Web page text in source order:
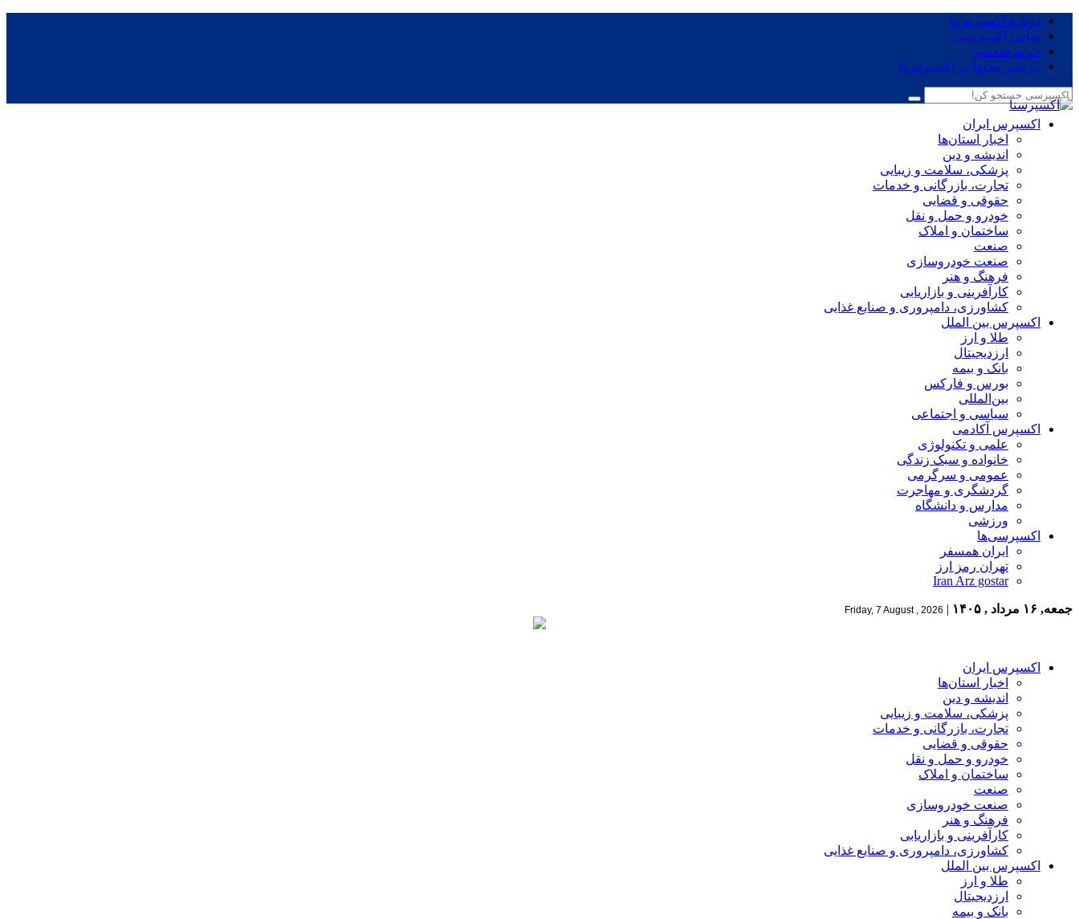
درباره اکسپرس‌نا
تماس اکسپرسی
حریم شخصی
بازنشر محتوا در اکسپرس‌نا
اکسپرس ایران
اخبار استان‌ها
اندیشه و دین
پزشکی، سلامت و زیبایی
تجارت، بازرگانی و خدمات
حقوقی و قضایی
خودرو و حمل و نقل
ساختمان و املاک
صنعت
صنعت خودروسازی
فرهنگ و هنر
کارآفرینی و بازاریابی
کشاورزی، دامپروری و صنایع غذایی
اکسپرس بین الملل
طلا و ارز
ارزدیجیتال
بانک و بیمه
بورس و فارکس
بین‌المللی
سیاسی و اجتماعی
اکسپرس آکادمی
علمی و تکنولوژی
خانواده و سبک زندگی
عمومی و سرگرمی
گردشگری و مهاجرت
مدارس و دانشگاه
ورزشی
اکسپرسی‌ها
ایران همسفر
تهران رمز ارز
Iran Arz gostar
جمعه, ۱۶ مرداد , ۱۴۰۵ |
Friday, 7 August , 2026
اکسپرس ایران
اخبار استان‌ها
اندیشه و دین
پزشکی، سلامت و زیبایی
تجارت، بازرگانی و خدمات
حقوقی و قضایی
خودرو و حمل و نقل
ساختمان و املاک
صنعت
صنعت خودروسازی
فرهنگ و هنر
کارآفرینی و بازاریابی
کشاورزی، دامپروری و صنایع غذایی
اکسپرس بین الملل
طلا و ارز
ارزدیجیتال
بانک و بیمه